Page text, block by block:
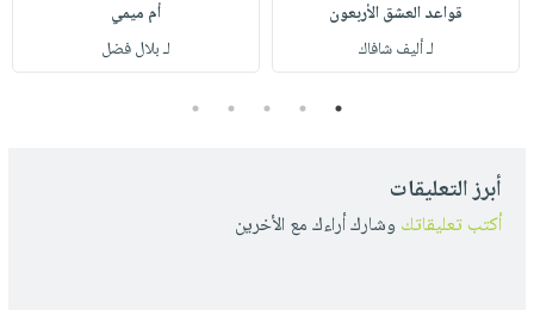
قواعد العشق الأربعون
لـ أليف شافاك
أم ميمي
لـ بلال فضل
1
2
3
4
5
أبرز التعليقات
أكتب تعليقاتك وشارك أراءك مع الأخرين